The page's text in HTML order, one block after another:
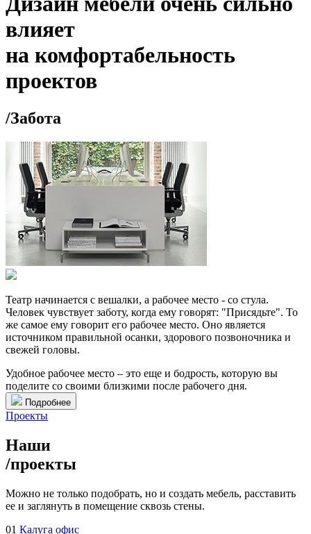
влияет
на комфортабельность
проектов
/Забота
Театр начинается с вешалки, а рабочее место - со стула.
Человек чувствует заботу, когда ему говорят: "Присядьте". То
же самое ему говорит его рабочее место. Оно является
источником правильной осанки, здорового позвоночника и
свежей головы.
Удобное рабочее место – это еще и бодрость, которую вы
поделите со своими близкими после рабочего дня.
Подробнее
Проекты
Наши
/проекты
Можно не только подобрать, но и создать мебель, расставить
ее и заглянуть в помещение сквозь стены.
01 Калуга офис